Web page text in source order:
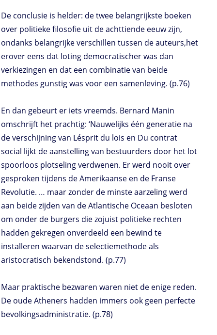
De conclusie is helder: de twee belangrijkste boeken
over politieke filosofie uit de achttiende eeuw zijn,
ondanks belangrijke verschillen tussen de auteurs,het
erover eens dat loting democratischer was dan
verkiezingen en dat een combinatie van beide
methodes gunstig was voor een samenleving. (p.76)
En dan gebeurt er iets vreemds. Bernard Manin
omschrijft het prachtig: ‘Nauwelijks één generatie na
de verschijning van Lésprit du lois en Du contrat
social lijkt de aanstelling van bestuurders door het lot
spoorloos plotseling verdwenen. Er werd nooit over
gesproken tijdens de Amerikaanse en de Franse
Revolutie. … maar zonder de minste aarzeling werd
aan beide zijden van de Atlantische Oceaan besloten
om onder de burgers die zojuist politieke rechten
hadden gekregen onverdeeld een bewind te
installeren waarvan de selectiemethode als
aristocratisch bekendstond. (p.77)
Maar praktische bezwaren waren niet de enige reden.
De oude Atheners hadden immers ook geen perfecte
bevolkingsadministratie. (p.78)